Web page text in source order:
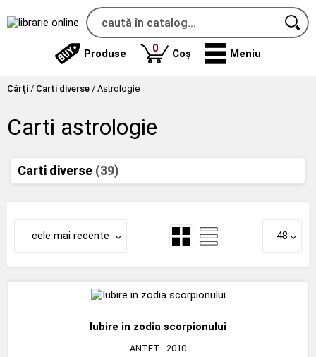
Produse 0produse
Coș Meniu
Cărţi / Carti diverse / Astrologie
Carti astrologie
Carti diverse (39)
cele mai recente 48
Iubire in zodia scorpionului
ANTET - 2010